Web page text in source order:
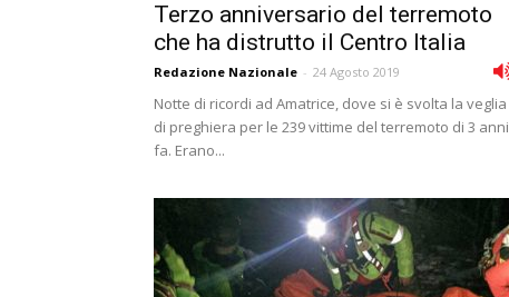
Terzo anniversario del terremoto
che ha distrutto il Centro Italia
Redazione Nazionale - 24 Agosto 2019
Notte di ricordi ad Amatrice, dove si è svolta la veglia
di preghiera per le 239 vittime del terremoto di 3 anni
fa. Erano...